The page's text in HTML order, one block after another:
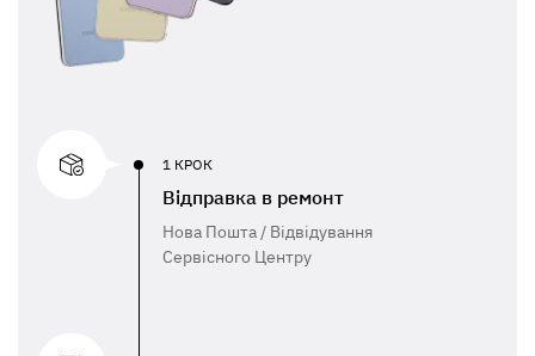
1 КРОК
Відправка в ремонт
Нова Пошта / Відвідування
Сервісного Центру